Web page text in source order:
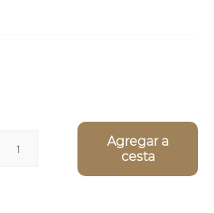
Agregar a
cesta